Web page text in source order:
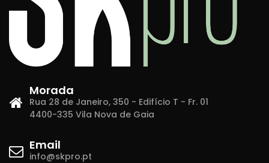
Morada
Rua 28 de Janeiro, 350 - Edifício T - Fr. 01
4400-335 Vila Nova de Gaia
Email
info@skpro.pt